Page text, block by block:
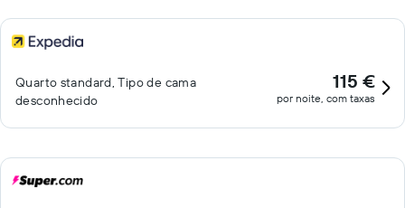
Quarto standard, Tipo de cama
desconhecido
115 €
por noite, com taxas